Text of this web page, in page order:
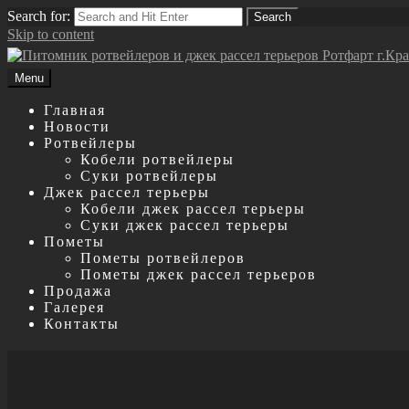
Search for: Search
Skip to content
Menu
Главная
Новости
Ротвейлеры
Кобели ротвейлеры
Суки ротвейлеры
Джек рассел терьеры
Кобели джек рассел терьеры
Суки джек рассел терьеры
Пометы
Пометы ротвейлеров
Пометы джек рассел терьеров
Продажа
Галерея
Контакты